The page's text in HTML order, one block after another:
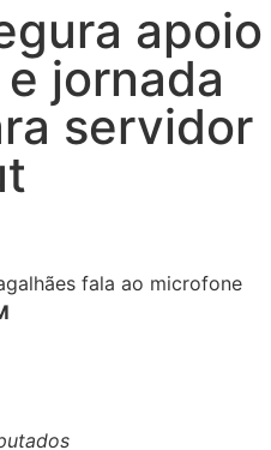
apoio
jornada
servidor